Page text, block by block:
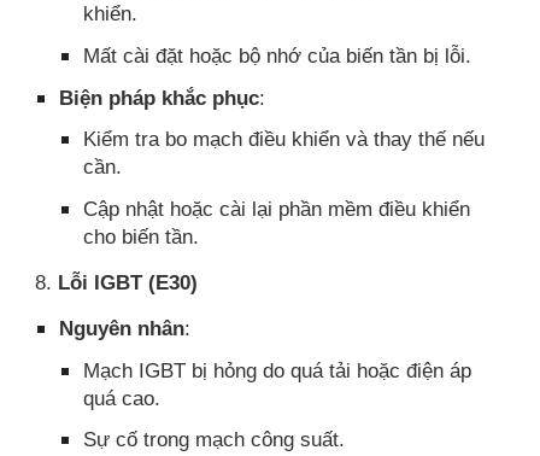
khiển.
Mất cài đặt hoặc bộ nhớ của biến tần bị lỗi.
Biện pháp khắc phục:
Kiểm tra bo mạch điều khiển và thay thế nếu
cần.
Cập nhật hoặc cài lại phần mềm điều khiển
cho biến tần.
8. Lỗi IGBT (E30)
Nguyên nhân:
Mạch IGBT bị hỏng do quá tải hoặc điện áp
quá cao.
Sự cố trong mạch công suất.